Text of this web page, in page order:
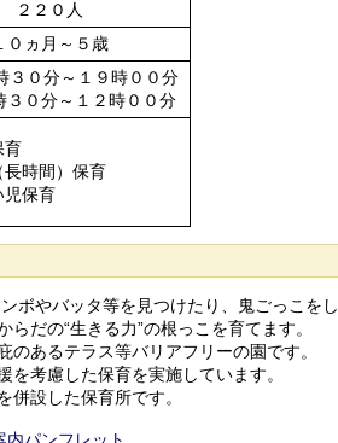
２２０人
０ヵ月～５歳
０分～１９時００分
０分～１２時００分
育
長時間）保育
児保育
ボやバッタ等を見つけたり、鬼ごっこを
らだの“生きる力”の根っこを育てます。
のあるテラス等バリアフリーの園です。
を考慮した保育を実施しています。
併設した保育所です。